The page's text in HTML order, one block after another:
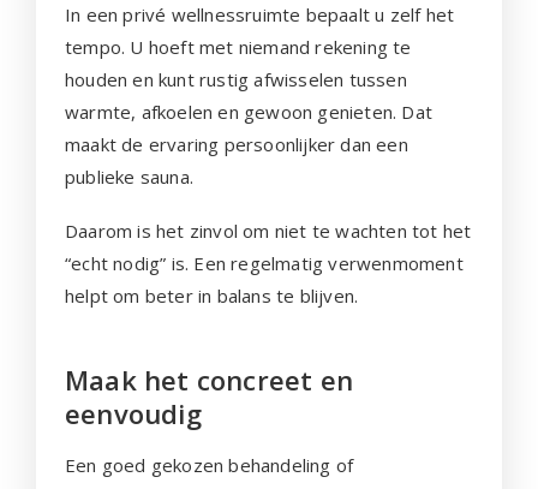
In een privé wellnessruimte bepaalt u zelf het
tempo. U hoeft met niemand rekening te
houden en kunt rustig afwisselen tussen
warmte, afkoelen en gewoon genieten. Dat
maakt de ervaring persoonlijker dan een
publieke sauna.
Daarom is het zinvol om niet te wachten tot het
“echt nodig” is. Een regelmatig verwenmoment
helpt om beter in balans te blijven.
Maak het concreet en
eenvoudig
Een goed gekozen behandeling of